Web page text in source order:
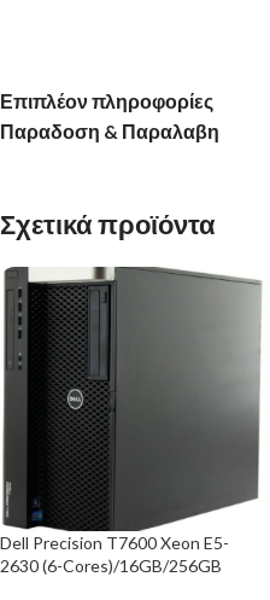
Επιπλέον πληροφορίες
Παραδοση & Παραλαβη
Σχετικά προϊόντα
Dell Precision T7600 Xeon E5-
2630 (6-Cores)/16GB/256GB